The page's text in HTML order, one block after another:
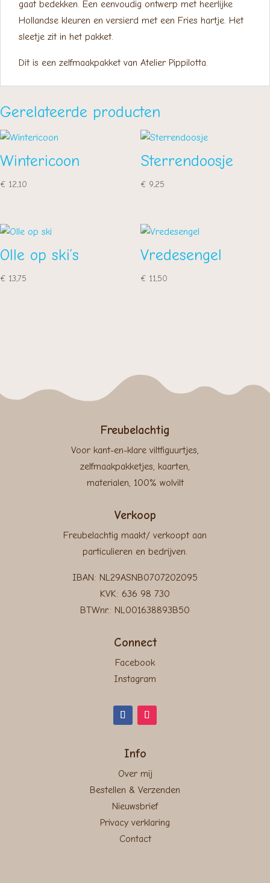
gaat bedekken. Een eenvoudig ontwerp met heerlijke
Hollandse kleuren en versierd met een Fries hartje. Het
sleetje zit in het pakket.
Dit is een zelfmaakpakket van Atelier Pippilotta.
Gerelateerde producten
Wintericoon
€ 12,10
Sterrendoosje
€9,25
Olle op ski’s
€ 13,75
Vredesengel
€11,50
Freubelachtig
Voor kant-en-klare viltfiguurtjes,
zelfmaakpakketjes, kaarten,
materialen, 100% wolvilt
Verkoop
Freubelachtig maakt/ verkoopt aan
particulieren en bedrijven.
IBAN: NL29ASNB0707202095
KVK: 636 98 730
BTWnr.: NL001638893B50
Connect
Facebook
Instagram
Info
Over mij
Bestellen & Verzenden
Nieuwsbrief
Privacy verklaring
Contact